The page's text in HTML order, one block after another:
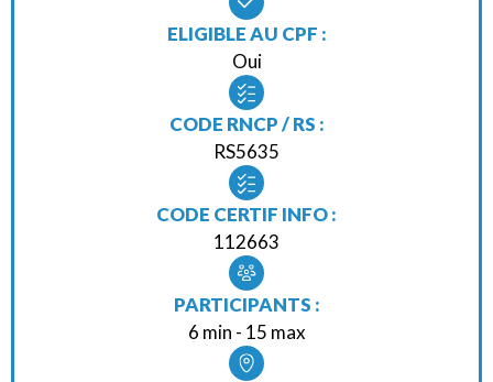
ELIGIBLE AU CPF :
Oui
CODE RNCP / RS :
RS5635
CODE CERTIF INFO :
112663
PARTICIPANTS :
6 min - 15 max